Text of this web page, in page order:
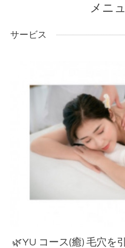
メニ
サービス
🌿YU コース(癒) 毛穴を